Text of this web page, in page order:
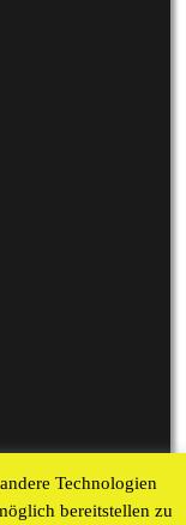
S
Technologien
bereitstellen zu